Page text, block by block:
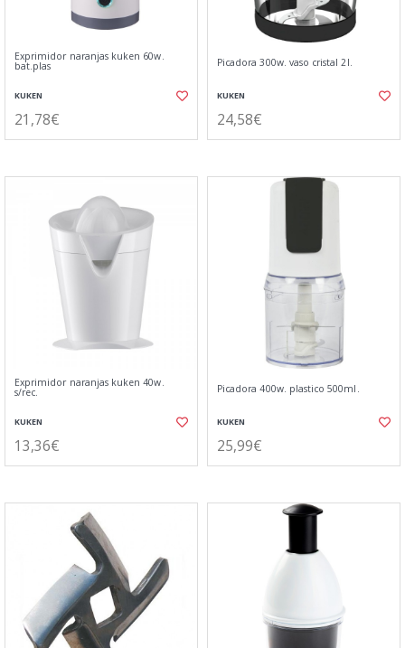
Exprimidor naranjas kuken 60w.
bat.plas
KUKEN
21,78€
Picadora 300w. vaso cristal 2l.
KUKEN
24,58€
Exprimidor naranjas kuken 40w.
s/rec.
KUKEN
13,36€
Picadora 400w. plastico 500ml.
KUKEN
25,99€